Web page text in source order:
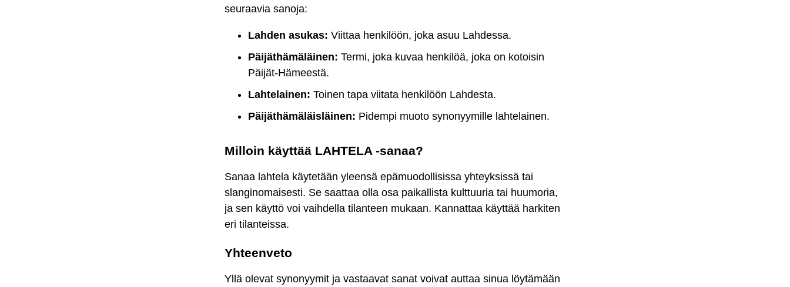
seuraavia sanoja:
Lahden asukas: Viittaa henkilöön, joka asuu Lahdessa.
Päijäthämäläinen: Termi, joka kuvaa henkilöä, joka on kotoisin
Päijät-Hämeestä.
Lahtelainen: Toinen tapa viitata henkilöön Lahdesta.
Päijäthämäläisläinen: Pidempi muoto synonyymille lahtelainen.
Milloin käyttää LAHTELA -sanaa?
Sanaa lahtela käytetään yleensä epämuodollisissa yhteyksissä tai
slanginomaisesti. Se saattaa olla osa paikallista kulttuuria tai huumoria,
ja sen käyttö voi vaihdella tilanteen mukaan. Kannattaa käyttää harkiten
eri tilanteissa.
Yhteenveto
Yllä olevat synonyymit ja vastaavat sanat voivat auttaa sinua löytämään